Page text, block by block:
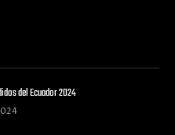
del Ecuador 2024